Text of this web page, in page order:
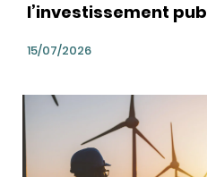
l’investissement
15/07/2026
bg